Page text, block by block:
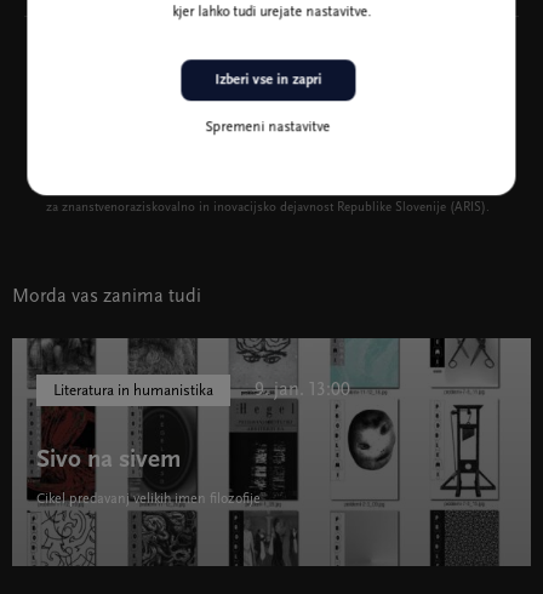
indirektnost. Na poti do nove teorije resnice« (J6-3138), ki ga financira Javna agencija
za znanstvenoraziskovalno in inovacijsko dejavnost Republike Slovenije (ARIS).
Morda vas zanima tudi
Literatura in humanistika 9. jan. 13:00
Sivo na sivem
Cikel predavanj velikih imen filozofije
kjer lahko tudi urejate nastavitve.
Spremeni nastavitve
Izberi vse in zapri